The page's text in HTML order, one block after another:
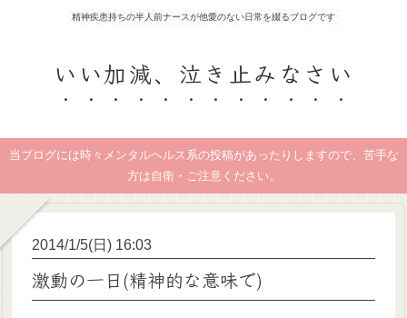
精神疾患持ちの半人前ナースが他愛のない日常を綴るブログです
いい加減、泣き止みなさい
当ブログには時々メンタルヘルス系の投稿があったりしますので、苦手な
方は自衛・ご注意ください。
2014/1/5(日) 16:03
激動の一日(精神的な意味で)